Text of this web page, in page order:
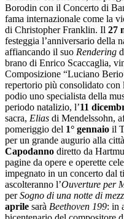
Borodin con il Concerto di
fama internazionale come la
di Christopher Franklin. Il 27
festeggia l’anniversario della
affiancando il suo Rendering
brano di Enrico Scaccaglia,
Composizione “Luciano
repertorio più consolidato
podio uno specialista della
periodo natalizio, l’11
sacra, Elias di Mendelssohn,
pomeriggio del 1° gennaio il
per un grande augurio alla
Capodanno diretto da
pagine da opere e operette
impegnato in un concerto dal
ascolteranno l’Ouverture per
perSogno di una notte di
aprile sarà Beethoven 199: in